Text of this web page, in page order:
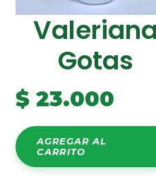
Valeriana
Gotas
$ 23.000
AGREGAR AL
CARRITO